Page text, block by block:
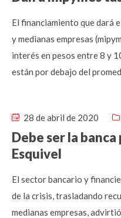
El financiamiento que dará
y medianas empresas
interés en pesos entre 8 y
están por debajo del
28 de abril de 2020
Debe ser la
Esquivel
El sector bancario y
de la crisis, trasladando
medianas empresas,